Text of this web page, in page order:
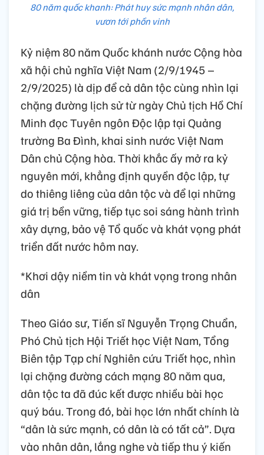
80 năm quốc khanh: Phát huy sức mạnh nhân dân,
vươn tới phồn vinh
Kỷ niệm 80 năm Quốc khánh nước Cộng hòa
xã hội chủ nghĩa Việt Nam (2/9/1945 –
2/9/2025) là dịp để cả dân tộc cùng nhìn lại
chặng đường lịch sử từ ngày Chủ tịch Hồ Chí
Minh đọc Tuyên ngôn Độc lập tại Quảng
trường Ba Đình, khai sinh nước Việt Nam
Dân chủ Cộng hòa. Thời khắc ấy mở ra kỷ
nguyên mới, khẳng định quyền độc lập, tự
do thiêng liêng của dân tộc và để lại những
giá trị bền vững, tiếp tục soi sáng hành trình
xây dựng, bảo vệ Tổ quốc và khát vọng phát
triển đất nước hôm nay.
*Khơi dậy niềm tin và khát vọng trong nhân
dân
Theo Giáo sư, Tiến sĩ Nguyễn Trọng Chuẩn,
Phó Chủ tịch Hội Triết học Việt Nam, Tổng
Biên tập Tạp chí Nghiên cứu Triết học, nhìn
lại chặng đường cách mạng 80 năm qua,
dân tộc ta đã đúc kết được nhiều bài học
quý báu. Trong đó, bài học lớn nhất chính là
“dân là sức mạnh, có dân là có tất cả”. Dựa
vào nhân dân, lắng nghe và tiếp thu ý kiến